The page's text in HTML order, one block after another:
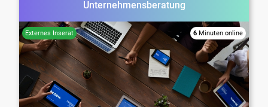
Unternehmensberatung
6 Minuten online